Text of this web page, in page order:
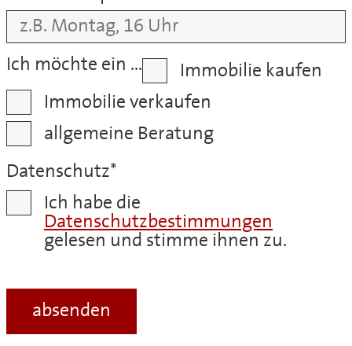
Ich möchte ein …
Immobilie kaufen
Immobilie verkaufen
allgemeine Beratung
Datenschutz*
Ich habe die
Datenschutzbestimmungen
gelesen und stimme ihnen zu.